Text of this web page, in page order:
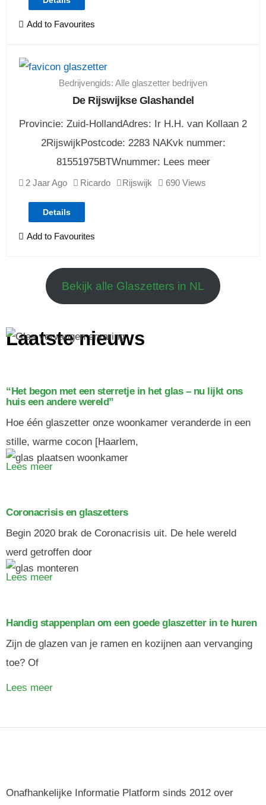
Add to Favourites
Bedrijvengids: Alle glaszetter bedrijven
De Rijswijkse Glashandel
Provincie: Zuid-HollandAdres: Ir H.H. van Kollaan 2
2RijswijkPostcode: 2283 NAKvk nummer:
81551975BTWnummer: Lees meer
2 Jaar Ago Ricardo Rijswijk 690 Views
Details
Add to Favourites
Bekijk alle Glaszetters in NL
Laatste nieuws
“Het begon met een sterretje in het glas – nu lijkt ons
huis een andere wereld”
Hoe één glaszetter onze woonkamer veranderde in een
stille, warme cocon [Haarlem,
Lees meer
Coronacrisis en glaszetters
Begin 2020 brak de Coronacrisis uit. De hele wereld
werd getroffen door
Lees meer
Handig stappenplan om een goede glaszetter in te huren
Zijn de glazen van je ramen en kozijnen aan vervanging
toe? Of
Lees meer
Onafhankelijke Informatie Platform sinds 2012 over